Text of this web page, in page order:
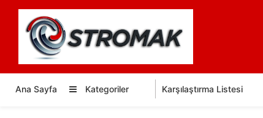
Ana Sayfa Kategoriler Karşılaştırma Listesi